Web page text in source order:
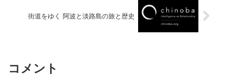
街道をゆく 阿波と淡路島の旅と歴史
コメント